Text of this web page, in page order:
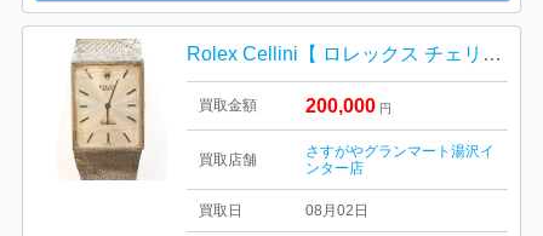
Rolex Cellini【 ロレックス チェリーニ 】
買取金額 200,000 円
買取店舗
さすがやグランマート湯沢イ
ンター店
買取日 08月02日